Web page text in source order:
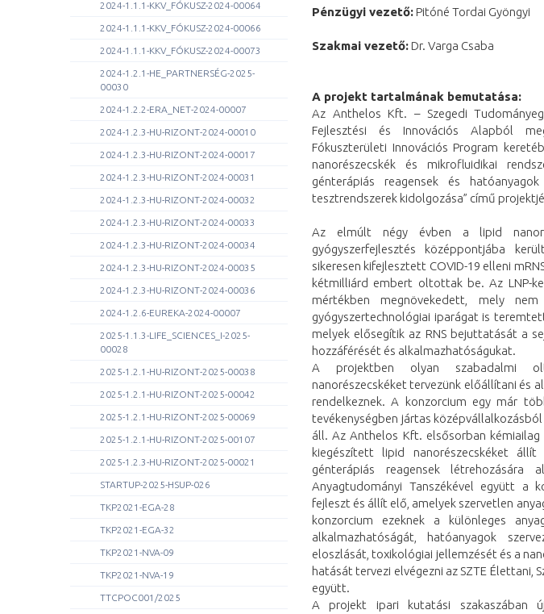
2024-1.1.1-KKV_FÓKUSZ-2024-00064
2024-1.1.1-KKV_FÓKUSZ-2024-00066
2024-1.1.1-KKV_FÓKUSZ-2024-00073
2024-1.2.1-HE_PARTNERSÉG-2025-
00030
2024-1.2.2-ERA_NET-2024-00007
2024-1.2.3-HU-RIZONT-2024-00010
2024-1.2.3-HU-RIZONT-2024-00017
2024-1.2.3-HU-RIZONT-2024-00031
2024-1.2.3-HU-RIZONT-2024-00032
2024-1.2.3-HU-RIZONT-2024-00033
2024-1.2.3-HU-RIZONT-2024-00034
2024-1.2.3-HU-RIZONT-2024-00035
2024-1.2.3-HU-RIZONT-2024-00036
2024-1.2.6-EUREKA-2024-00007
2025-1.1.3-LIFE_SCIENCES_I-2025-
00028
2025-1.2.1-HU-RIZONT-2025-00038
2025-1.2.1-HU-RIZONT-2025-00042
2025-1.2.1-HU-RIZONT-2025-00069
2025-1.2.1-HU-RIZONT-2025-00107
2025-1.2.3-HU-RIZONT-2025-00021
STARTUP-2025-HSUP-026
TKP2021-EGA-28
TKP2021-EGA-32
TKP2021-NVA-09
TKP2021-NVA-19
TTCPOC001/2025
Pénzügyi vezető: Pitóné Tordai Gyöngyi
Szakmai vezető: Dr. Varga Csaba
A projekt tartalmának bemutatása:
Az Anthelos Kft. – Szegedi
Fejlesztési és Innovációs Alapból
Fókuszterületi Innovációs Program
nanorészecskék és mikrofluidikai
génterápiás reagensek és
tesztrendszerek kidolgozása” című
Az elmúlt négy évben a lipid
gyógyszerfejlesztés középpontjába
sikeresen kifejlesztett COVID-19 elleni
kétmilliárd embert oltottak be. Az LNP-
mértékben megnövekedett, mely
gyógyszertechnológiai iparágat is
melyek elősegítik az RNS bejuttatását a
hozzáférését és alkalmazhatóságukat.
A projektben olyan szabadalmi
nanorészecskéket tervezünk előállítani és
rendelkeznek. A konzorcium egy már
tevékenységben jártas
áll. Az Anthelos Kft. elsősorban
kiegészített lipid nanorészecskéket
génterápiás reagensek létrehozására
Anyagtudományi Tanszékével együtt a
fejleszt és állít elő, amelyek szervetlen
konzorcium ezeknek a különleges
alkalmazhatóságát, hatóanyagok
eloszlását, toxikológiai jellemzését és a
hatását tervezi elvégezni az SZTE Élettani,
együtt.
A projekt ipari kutatási szakaszában